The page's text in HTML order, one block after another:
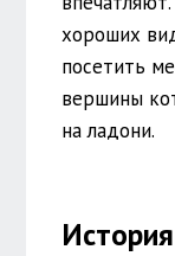
хороших
посетить
вершины
на ладони.